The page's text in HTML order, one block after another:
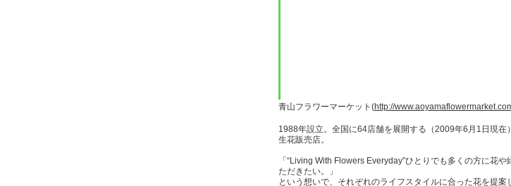
青山フラワーマーケット(http://
1988年設立。全国に64店舗を展開する（2009年6月1日現在）
生花販売店。
「“Living With Flowers Everyday”ひとりでも多くの方に花
ただきたい。」
という想いで、それぞれのライフスタイルに合った花を提案